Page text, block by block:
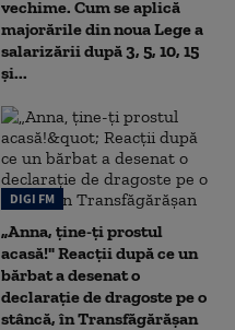
vechime. Cum se aplică
majorările din noua Lege a
salarizării după 3, 5, 10, 15
și...
DIGI FM
„Anna, ţine-ţi prostul
acasă!" Reacţii după ce un
bărbat a desenat o
declaraţie de dragoste pe o
stâncă, în Transfăgărăşan